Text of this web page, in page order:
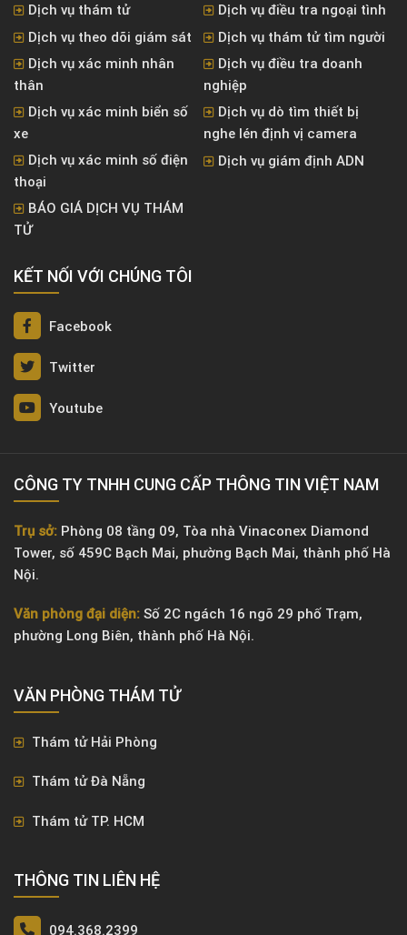
Dịch vụ thám tử
Dịch vụ điều tra ngoại tình
Dịch vụ theo dõi giám sát
Dịch vụ thám tử tìm người
Dịch vụ xác minh nhân
thân
Dịch vụ điều tra doanh
nghiệp
Dịch vụ xác minh biển số
xe
Dịch vụ dò tìm thiết bị
nghe lén định vị camera
Dịch vụ xác minh số điện
thoại
Dịch vụ giám định ADN
BÁO GIÁ DỊCH VỤ THÁM
TỬ
KẾT NỐI VỚI CHÚNG TÔI
Facebook
Twitter
Youtube
CÔNG TY TNHH CUNG CẤP THÔNG TIN VIỆT NAM
Trụ sở: Phòng 08 tầng 09, Tòa nhà Vinaconex Diamond
Tower, số 459C Bạch Mai, phường Bạch Mai, thành phố Hà
Nội.
Văn phòng đại diện: Số 2C ngách 16 ngõ 29 phố Trạm,
phường Long Biên, thành phố Hà Nội.
VĂN PHÒNG ​THÁM TỬ
Thám tử Hải Phòng
Thám tử Đà Nẵng
Thám tử TP. HCM
THÔNG TIN LIÊN HỆ
094.368.2399